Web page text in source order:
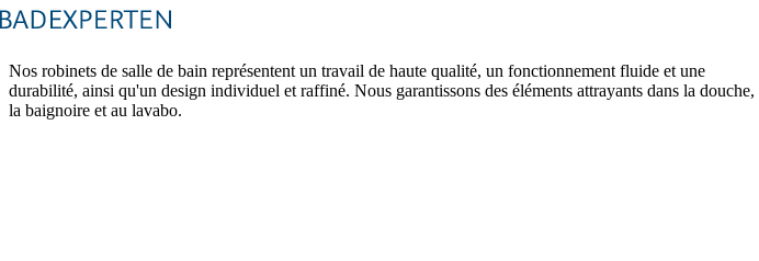
Nos robinets de salle de bain représentent un travail de haute qualité, un fonctionnement fluide et une
durabilité, ainsi qu'un design individuel et raffiné. Nous garantissons des éléments attrayants dans la douche,
la baignoire et au lavabo.